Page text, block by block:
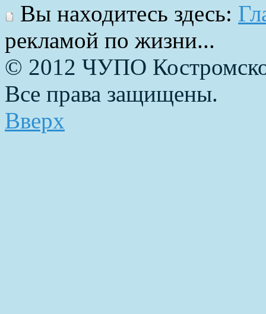
Вы находитесь здесь:
рекламой по жизни...
© 2012 ЧУПО
Все права защищены.
Вверх